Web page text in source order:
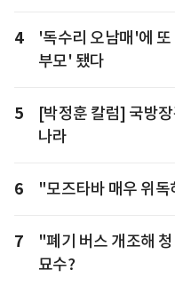
4
'독수리 오남매'에
부모' 됐다
5
[박정훈 칼럼] 국방
나라
6 "모즈타바 매우 위
7
"폐기 버스 개조해
묘수?